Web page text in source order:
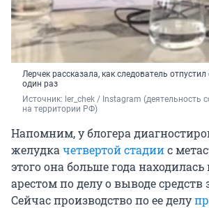
Лерчек рассказала, как следователь
один раз
Источник: ler_chek / Instagram (деятельность
на территории РФ)
Напомним, у блогера
желудка четвертой стадиис
этого она больше года
арестом по делу о выводе средств
Сейчас производство по ее делу